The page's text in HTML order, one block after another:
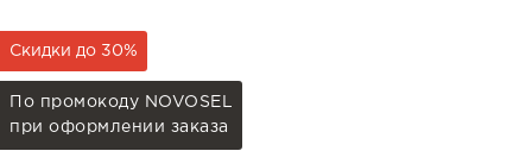
Скидки до 30%
По промокоду NOVOSEL
при оформлении заказа